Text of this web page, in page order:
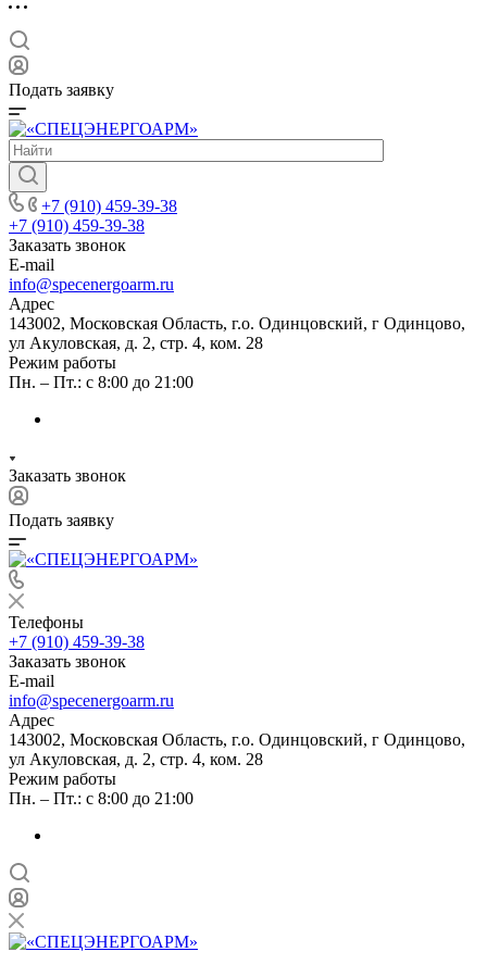
Подать заявку
+7 (910) 459-39-38
+7 (910) 459-39-38
Заказать звонок
E-mail
info@specenergoarm.ru
Адрес
143002, Московская Область, г.о. Одинцовский, г Одинцово,
ул Акуловская, д. 2, стр. 4, ком. 28
Режим работы
Пн. – Пт.: с 8:00 до 21:00
Заказать звонок
Подать заявку
Телефоны
+7 (910) 459-39-38
Заказать звонок
E-mail
info@specenergoarm.ru
Адрес
143002, Московская Область, г.о. Одинцовский, г Одинцово,
ул Акуловская, д. 2, стр. 4, ком. 28
Режим работы
Пн. – Пт.: с 8:00 до 21:00